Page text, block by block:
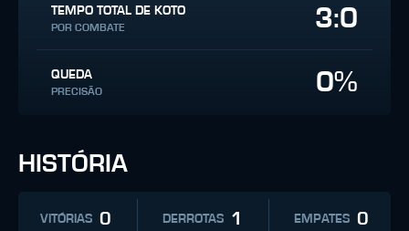
TEMPO TOTAL DE KOTO
POR COMBATE 3:0
QUEDA
PRECISÃO 0%
HISTÓRIA
VITÓRIAS 0 DERROTAS 1 EMPATES 0